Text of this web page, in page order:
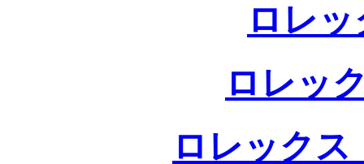
ロレ
ロレッ
ロレックス